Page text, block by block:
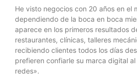
He visto negocios con 20 años en el
dependiendo de la boca en boca
aparece en los primeros resultados
restaurantes, clínicas, talleres
recibiendo clientes todos los días
prefieren confiarle su marca digital
redes».